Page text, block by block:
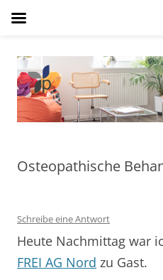
Osteopathie
Natürlich Schmerzfrei
Osteopathische
Schreibe eine Antwort
Heute Nachmittag war
FREI AG Nord zu Gast.